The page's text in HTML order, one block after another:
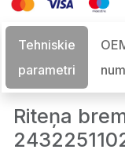
Tehniskie
parametri
Riteņa